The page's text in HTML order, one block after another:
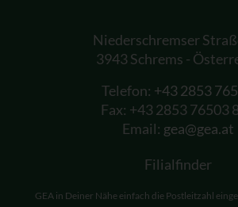
Niederschremser
3943 Schrems -
Telefon: +43 2853
Fax: +43 2853 76503
Email: gea@gea.at
Filialfinder
GEA in Deiner Nähe einfach die Postleitzahl